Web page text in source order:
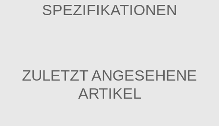
SPEZIFIKATIONEN
ZULETZT ANGESEHENE
ARTIKEL